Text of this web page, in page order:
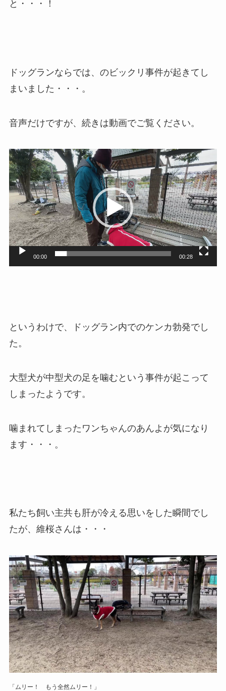
と・・・！
ドッグランならでは、のビックリ事件が起きてし
まいました・・・。
音声だけですが、続きは動画でご覧ください。
動
画
プ
レ
ー
ヤ
00:00 00:28
というわけで、ドッグラン内でのケンカ勃発でし
た。
大型犬が中型犬の足を噛むという事件が起こって
しまったようです。
噛まれてしまったワンちゃんのあんよが気になり
ます・・・。
私たち飼い主共も肝が冷える思いをした瞬間でし
たが、維桜さんは・・・
「ムリー！ もう全然ムリー！」